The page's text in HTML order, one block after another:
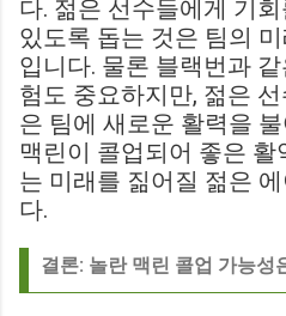
다. 젊은 선수들에게 기
있도록 돕는 것은 팀의
입니다. 물론 블랙번과
험도 중요하지만, 젊은
은 팀에 새로운 활력을
맥린이 콜업되어 좋은
는 미래를 짊어질 젊은
다.
결론: 놀란 맥린 콜업 가능성